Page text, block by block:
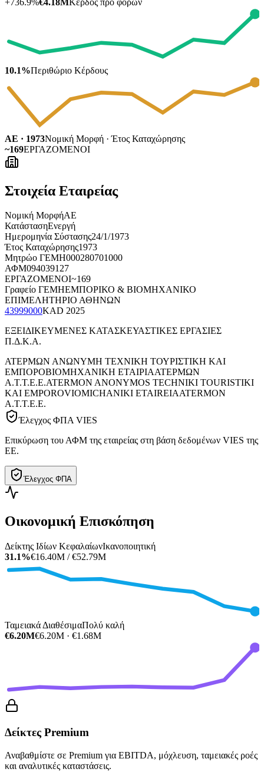
+736.9%€4.18MΚέρδος προ φόρων
10.1%Περιθώριο Κέρδους
ΑΕ · 1973Νομική Μορφή · Έτος Καταχώρησης
~169ΕΡΓΑΖΟΜΕΝΟΙ
Στοιχεία Εταιρείας
Νομική ΜορφήΑΕ
ΚατάστασηΕνεργή
Ημερομηνία Σύστασης24/1/1973
Έτος Καταχώρησης1973
Μητρώο ΓΕΜΗ000280701000
ΑΦΜ094039127
ΕΡΓΑΖΟΜΕΝΟΙ~169
Γραφείο ΓΕΜΗΕΜΠΟΡΙΚΟ & ΒΙΟΜΗΧΑΝΙΚΟ
ΕΠΙΜΕΛΗΤΗΡΙΟ ΑΘΗΝΩΝ
43999000KAD 2025
ΕΞΕΙΔΙΚΕΥΜΕΝΕΣ ΚΑΤΑΣΚΕΥΑΣΤΙΚΕΣ ΕΡΓΑΣΙΕΣ
Π.Δ.Κ.Α.
ΑΤΕΡΜΩΝ ΑΝΩΝΥΜΗ ΤΕΧΝΙΚΗ ΤΟΥΡΙΣΤΙΚΗ ΚΑΙ
ΕΜΠΟΡΟΒΙΟΜΗΧΑΝΙΚΗ ΕΤΑΙΡΙΑΑΤΕΡΜΩΝ
Α.Τ.Τ.Ε.Ε.ATERMON ANONYMOS TECHNIKI TOURISTIKI
KAI EMPOROVIOMICHANIKI ETAIREIAATERMON
A.T.T.E.E.
Έλεγχος ΦΠΑ VIES
Επικύρωση του ΑΦΜ της εταιρείας στη βάση δεδομένων VIES της
ΕΕ.
Έλεγχος ΦΠΑ
Οικονομική Επισκόπηση
Δείκτης Ιδίων ΚεφαλαίωνΙκανοποιητική
31.1%€16.40M / €52.79M
Ταμειακά ΔιαθέσιμαΠολύ καλή
€6.20M€6.20M · €1.68M
Δείκτες Premium
Αναβαθμίστε σε Premium για EBITDA, μόχλευση, ταμειακές ροές
και αναλυτικές καταστάσεις.